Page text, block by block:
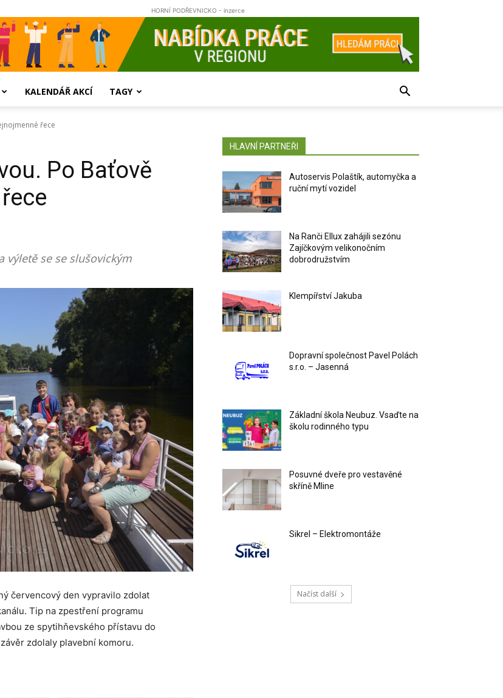
HORNÍ PODŘEVNICKO - inzerce
KALENDÁŘ AKCÍ TAGY
řece
Po Baťově
výletě se se slušovickým
červencový den vypravilo zdolat
Tip na zpestření programu
ze spytihňevského přístavu do
zdolaly plavební komoru.
HLAVNÍ PARTNEŘI
Autoservis Polaštík, automyčka a
ruční mytí vozidel
Na Ranči Ellux zahájili sezónu
Zajíčkovým velikonočním
dobrodružstvím
Klempířství Jakuba
Dopravní společnost Pavel Polách
s.r.o. – Jasenná
Základní škola Neubuz. Vsaďte na
školu rodinného typu
Posuvné dveře pro vestavěné
skříně Mline
Sikrel – Elektromontáže
Načíst další